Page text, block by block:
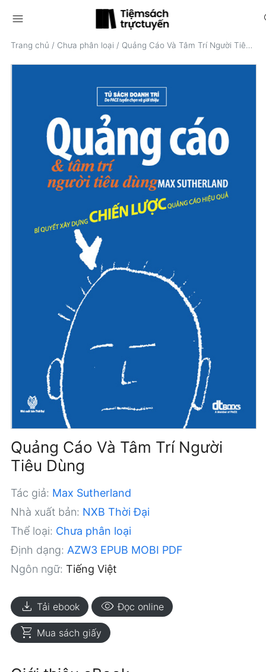
menu
Trang chủ / Chưa phân loại / Quảng Cáo Và Tâm Trí Người Tiêu Dùng
Quảng Cáo Và Tâm Trí Người
Tiêu Dùng
Tác giả: Max Sutherland
Nhà xuất bản: NXB Thời Đại
Thể loại: Chưa phân loại
Định dạng: AZW3 EPUB MOBI PDF
Ngôn ngữ: Tiếng Việt
download Tải ebook visibility Đọc online
shopping_cart Mua sách giấy